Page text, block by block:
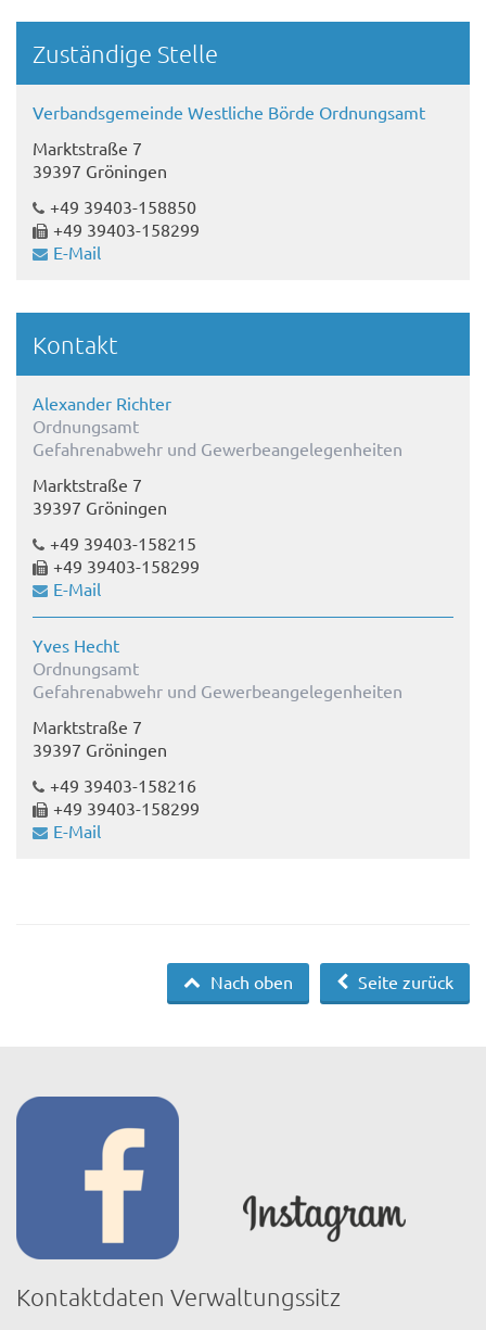
Randspalte
Zuständige Stelle
Verbandsgemeinde Westliche Börde Ordnungsamt
Marktstraße 7
39397 Gröningen
+49 39403-158850
+49 39403-158299
E-Mail
Kontakt
Alexander Richter
Ordnungsamt
Gefahrenabwehr und Gewerbeangelegenheiten
Marktstraße 7
39397 Gröningen
+49 39403-158215
+49 39403-158299
E-Mail
Yves Hecht
Ordnungsamt
Gefahrenabwehr und Gewerbeangelegenheiten
Marktstraße 7
39397 Gröningen
+49 39403-158216
+49 39403-158299
E-Mail
Seite zurück
Nach oben
Kontaktdaten Verwaltungssitz